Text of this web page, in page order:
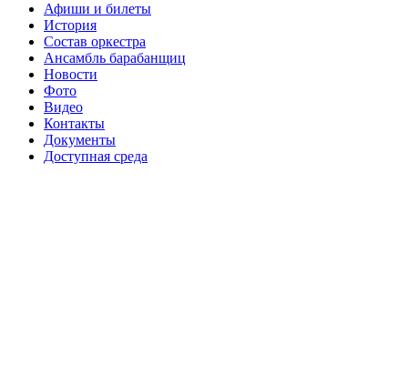
Афиши и билеты
История
Состав оркестра
Ансамбль барабанщиц
Новости
Фото
Видео
Контакты
Документы
Доступная среда